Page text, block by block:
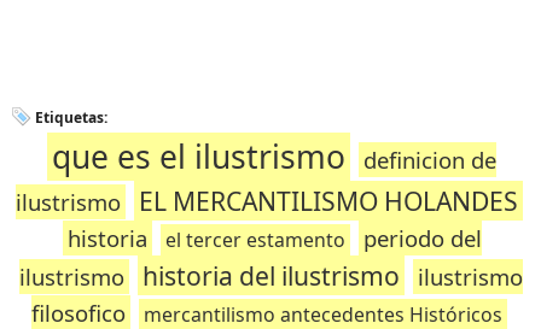
Etiquetas:
que es el ilustrismo
definicion de
ilustrismo
EL MERCANTILISMO HOLANDES
historia el tercer estamento
periodo del
ilustrismo
historia del ilustrismo
ilustrismo
filosofico
mercantilismo antecedentes Históricos